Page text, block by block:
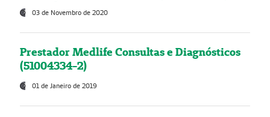
03 de Novembro de 2020
Prestador Medlife Consultas e Diagnósticos
(51004334-2)
01 de Janeiro de 2019